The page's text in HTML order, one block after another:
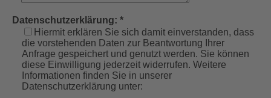
Datenschutzerklärung: *
Hiermit erklären Sie sich damit einverstanden, dass
die vorstehenden Daten zur Beantwortung Ihrer
Anfrage gespeichert und genutzt werden. Sie können
diese Einwilligung jederzeit widerrufen. Weitere
Informationen finden Sie in unserer
Datenschutzerklärung unter: